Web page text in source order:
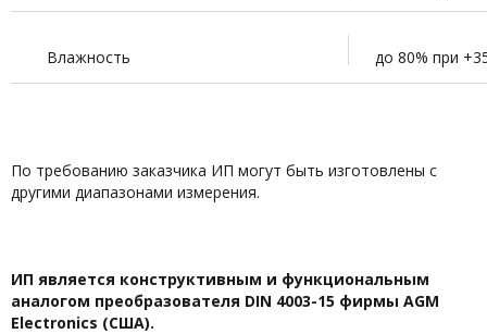
Влажность до 80% при
По требованию заказчика ИП могут быть изготовлены с
другими диапазонами измерения.
ИП является конструктивным и функциональным
аналогом преобразователя DIN 4003-15 фирмы AGM
Electronics (США).